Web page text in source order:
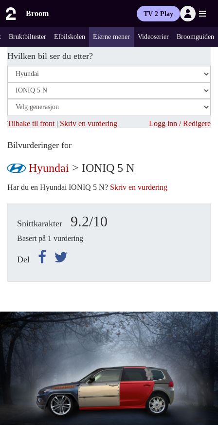
Broom TV 2 Play
Bruktbiltester Elbilskolen Eierne mener Videoserier Broomguiden
Hvilken bil ser du etter?
Tilbake til front | Skriv en vurdering Logg inn / Redigere
Bilvurderinger for
Hyundai > IONIQ 5 N
Har du en Hyundai IONIQ 5 N? Skriv en vurdering
Snittkarakter 9.2/10
Basert på 1 vurdering
Del